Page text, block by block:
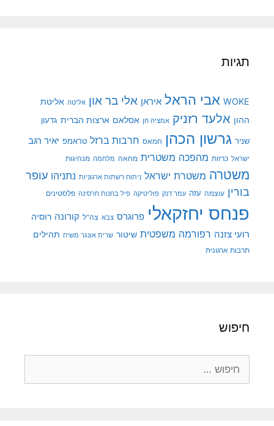
תגיות
WOKE אבי הראל איראן אלי בר און אליטה אליטת
ההון אלעד רזניק אמציה חן אסלאם ארצות הברית גדעון
שניר גרשון הכהן חמאס חרבות ברזל טראמפ יאיר רגב
ישראל כרזות מהפכה משטרית מחאה מלחמה מנהיגות
משטרה משטרת ישראל ניתוח רשתות ארגוניות נתניהו עופר
בורין עוצמה עזה עמר דנק פוליטיקה פיל בחנות חרסינה פלסטינים
פנחס יחזקאלי פרוגרס צבא צה"ל קורונה רוסיה
רועי צזנה רפורמה משפטית שיטור שרית אונגר משיח תהילים
תרבות ארגונית
חיפוש